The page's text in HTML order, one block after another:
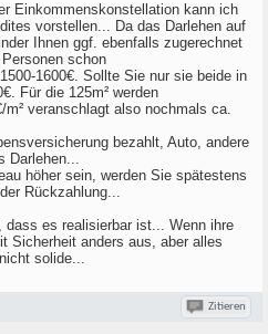
Einkommenskonstellation kann ich
vorstellen... Da das Darlehen auf
Ihnen ggf. ebenfalls zugerechnet
schon
1600€. Sollte Sie nur sie beide in
Für die 125m² werden
veranschlagt also nochmals ca.
bezahlt, Auto, andere
Darlehen...
höher sein, werden Sie spätestens
Rückzahlung...
dass es realisierbar ist... Wenn ihre
Sicherheit anders aus, aber alles
solide...
Zitieren